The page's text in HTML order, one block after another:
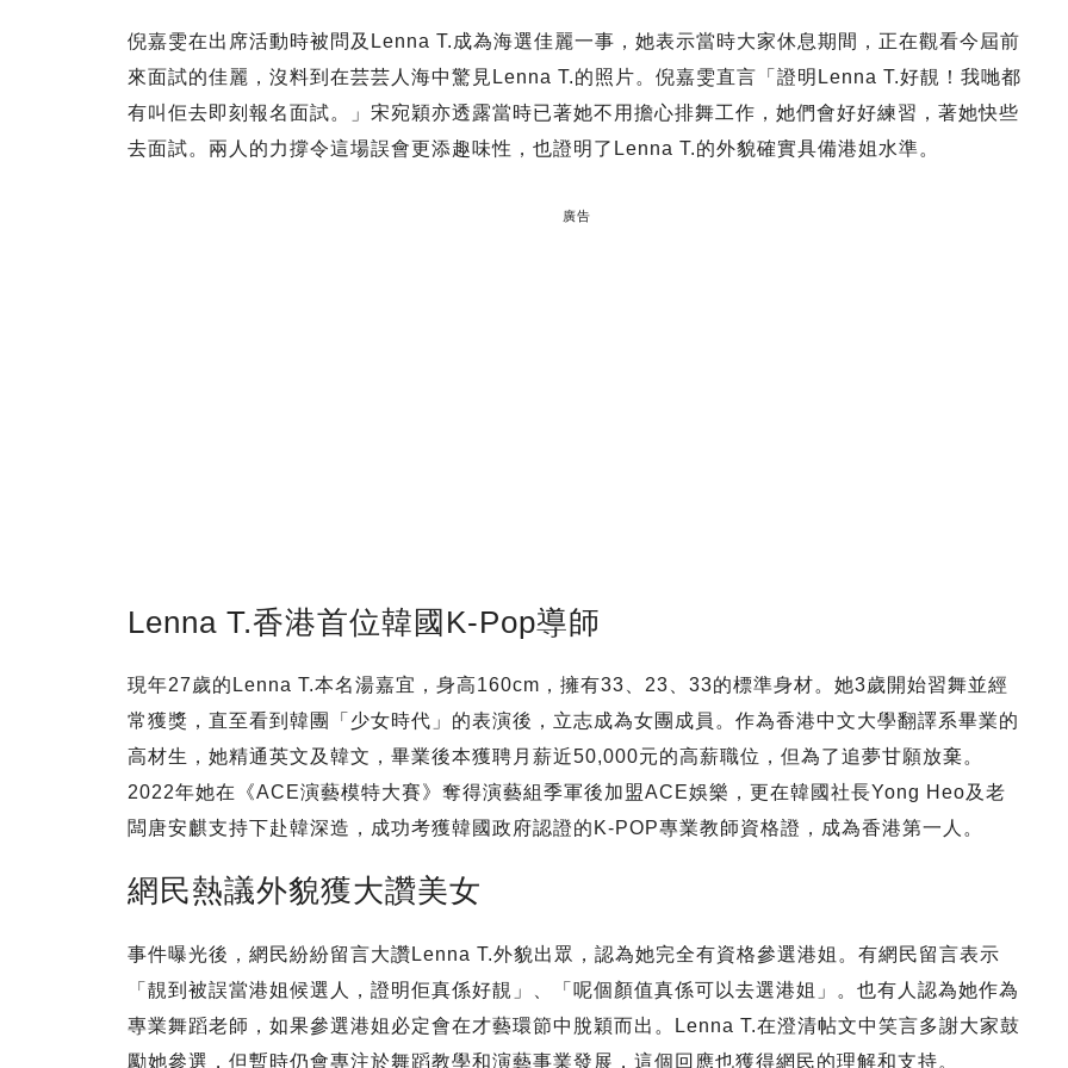
倪嘉雯在出席活動時被問及Lenna T.成為海選佳麗一事，她表示當時大家休息期間，正在觀看今屆前
來面試的佳麗，沒料到在芸芸人海中驚見Lenna T.的照片。倪嘉雯直言「證明Lenna T.好靚！我哋都
有叫佢去即刻報名面試。」宋宛穎亦透露當時已著她不用擔心排舞工作，她們會好好練習，著她快些
去面試。兩人的力撐令這場誤會更添趣味性，也證明了Lenna T.的外貌確實具備港姐水準。
廣告
Lenna T.香港首位韓國K-Pop導師
現年27歲的Lenna T.本名湯嘉宜，身高160cm，擁有33、23、33的標準身材。她3歲開始習舞並經
常獲獎，直至看到韓團「少女時代」的表演後，立志成為女團成員。作為香港中文大學翻譯系畢業的
高材生，她精通英文及韓文，畢業後本獲聘月薪近50,000元的高薪職位，但為了追夢甘願放棄。
2022年她在《ACE演藝模特大賽》奪得演藝組季軍後加盟ACE娛樂，更在韓國社長Yong Heo及老
闆唐安麒支持下赴韓深造，成功考獲韓國政府認證的K-POP專業教師資格證，成為香港第一人。
網民熱議外貌獲大讚美女
事件曝光後，網民紛紛留言大讚Lenna T.外貌出眾，認為她完全有資格參選港姐。有網民留言表示
「靚到被誤當港姐候選人，證明佢真係好靚」、「呢個顏值真係可以去選港姐」。也有人認為她作為
專業舞蹈老師，如果參選港姐必定會在才藝環節中脫穎而出。Lenna T.在澄清帖文中笑言多謝大家鼓
勵她參選，但暫時仍會專注於舞蹈教學和演藝事業發展，這個回應也獲得網民的理解和支持。